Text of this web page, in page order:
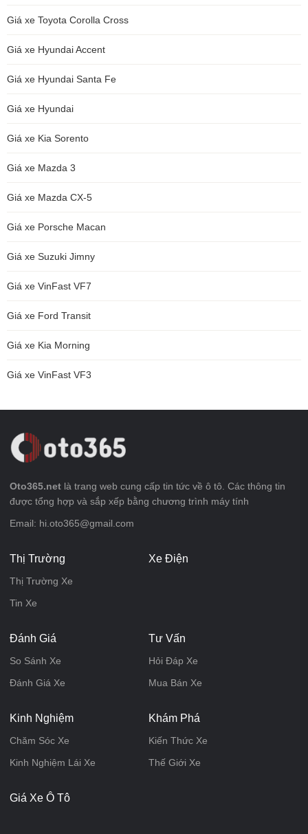
Giá xe Toyota Corolla Cross
Giá xe Hyundai Accent
Giá xe Hyundai Santa Fe
Giá xe Hyundai
Giá xe Kia Sorento
Giá xe Mazda 3
Giá xe Mazda CX-5
Giá xe Porsche Macan
Giá xe Suzuki Jimny
Giá xe VinFast VF7
Giá xe Ford Transit
Giá xe Kia Morning
Giá xe VinFast VF3
Oto365.net là trang web cung cấp tin tức về ô tô. Các thông tin
được tổng hợp và sắp xếp bằng chương trình máy tính
Email: hi.oto365@gmail.com
Thị Trường
Thị Trường Xe
Tin Xe
Xe Điện
Đánh Giá
So Sánh Xe
Đánh Giá Xe
Tư Vấn
Hỏi Đáp Xe
Mua Bán Xe
Kinh Nghiệm
Chăm Sóc Xe
Kinh Nghiệm Lái Xe
Khám Phá
Kiến Thức Xe
Thế Giới Xe
Giá Xe Ô Tô